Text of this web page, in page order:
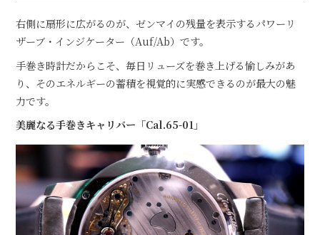
右側に扇形に広がるのが、ゼンマイの残量を表示するパワーリ
ザーブ・インジケーター（Auf/Ab）です。
手巻き時計だからこそ、毎日リューズを巻き上げる愉しみがあ
り、そのエネルギーの蓄積を視覚的に実感できるのが最大の魅
力です。
美麗なる手巻きキャリバー「Cal.65-01」